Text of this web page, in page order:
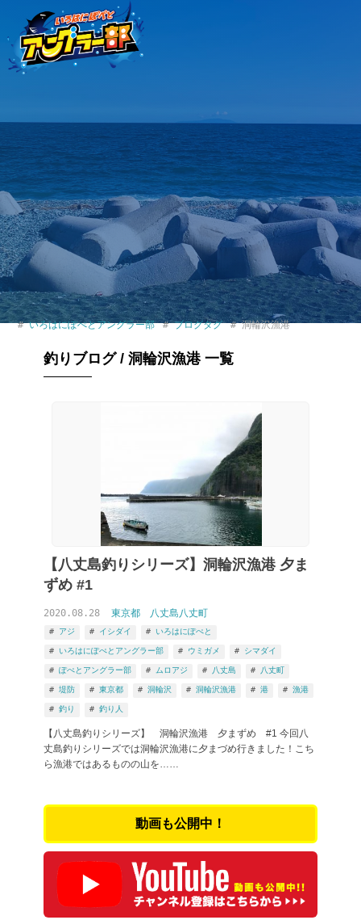
いろはにぽぺとアングラー部 ブログタグ 洞輪沢漁港
釣りブログ / 洞輪沢漁港 一覧
【八丈島釣りシリーズ】洞輪沢漁港 夕ま
ずめ #1
2020.08.28 東京都 八丈島八丈町
アジ イシダイ いろはにぽぺと
いろはにぽぺとアングラー部 ウミガメ シマダイ
ぽぺとアングラー部 ムロアジ 八丈島 八丈町
堤防 東京都 洞輪沢 洞輪沢漁港 港 漁港
釣り 釣り人
【八丈島釣りシリーズ】 洞輪沢漁港 夕まずめ #1 今回八
丈島釣りシリーズでは洞輪沢漁港に夕まづめ行きました！こち
ら漁港ではあるものの山を……
動画も公開中！